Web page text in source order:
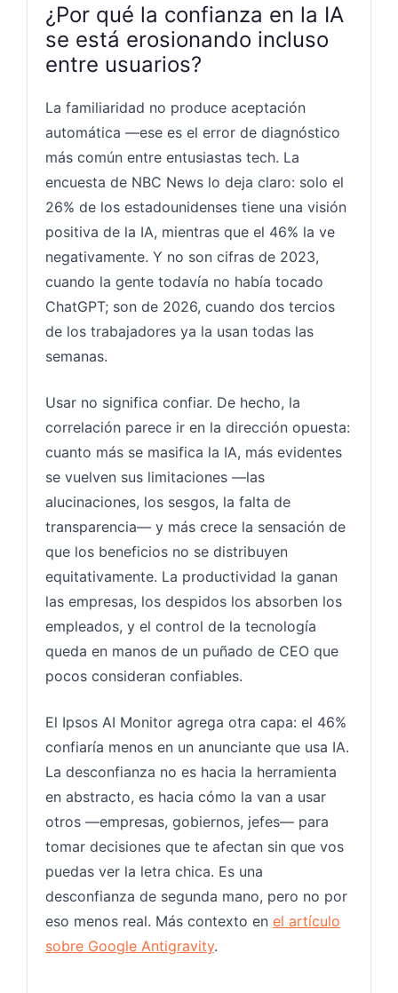
¿Por qué la confianza en la IA
se está erosionando incluso
entre usuarios?
La familiaridad no produce aceptación
automática —ese es el error de diagnóstico
más común entre entusiastas tech. La
encuesta de NBC News lo deja claro: solo el
26% de los estadounidenses tiene una visión
positiva de la IA, mientras que el 46% la ve
negativamente. Y no son cifras de 2023,
cuando la gente todavía no había tocado
ChatGPT; son de 2026, cuando dos tercios
de los trabajadores ya la usan todas las
semanas.
Usar no significa confiar. De hecho, la
correlación parece ir en la dirección opuesta:
cuanto más se masifica la IA, más evidentes
se vuelven sus limitaciones —las
alucinaciones, los sesgos, la falta de
transparencia— y más crece la sensación de
que los beneficios no se distribuyen
equitativamente. La productividad la ganan
las empresas, los despidos los absorben los
empleados, y el control de la tecnología
queda en manos de un puñado de CEO que
pocos consideran confiables.
El Ipsos AI Monitor agrega otra capa: el 46%
confiaría menos en un anunciante que usa IA.
La desconfianza no es hacia la herramienta
en abstracto, es hacia cómo la van a usar
otros —empresas, gobiernos, jefes— para
tomar decisiones que te afectan sin que vos
puedas ver la letra chica. Es una
desconfianza de segunda mano, pero no por
eso menos real. Más contexto en el artículo
sobre Google Antigravity.